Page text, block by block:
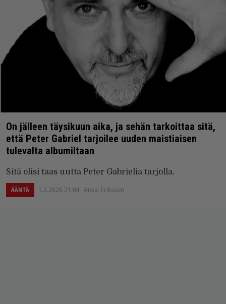
On jälleen täysikuun aika, ja sehän tarkoittaa sitä,
että Peter Gabriel tarjoilee uuden maistiaisen
tulevalta albumiltaan
Sitä olisi taas uutta Peter Gabrielia tarjolla.
ÄÄNTÄ 1.2.2026 21:04 Anssi Eriksson